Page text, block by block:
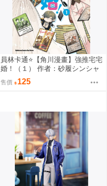
員林卡通⭐️【角川漫畫】強推宅宅
婚！（１） 作者：砂履シンシャ
(附尼采書套)
售價 125